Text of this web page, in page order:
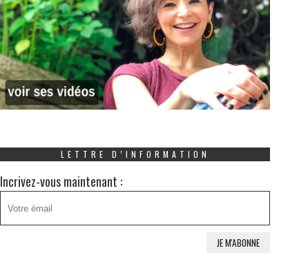
LETTRE D’INFORMATION
Incrivez-vous maintenant :